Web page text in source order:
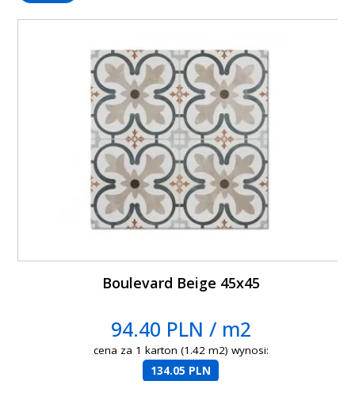
Boulevard Beige 45x45
94.40 PLN / m2
cena za 1 karton (1.42 m2) wynosi:
134.05 PLN